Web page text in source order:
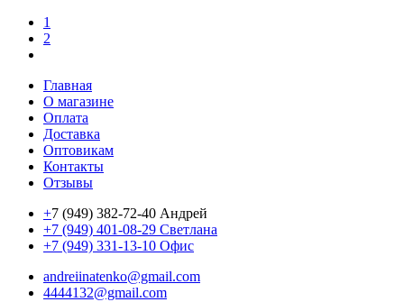
1
2
Главная
О магазине
Оплата
Доставка
Оптовикам
Контакты
Отзывы
+7 (949) 382-72-40 Андрей
+7 (949) 401-08-29 Светлана
+7 (949) 331-13-10 Офис
andreiinatenko@gmail.com
4444132@gmail.com